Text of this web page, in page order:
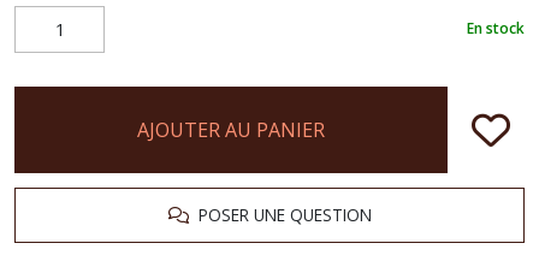
En stock
AJOUTER AU PANIER
POSER UNE QUESTION